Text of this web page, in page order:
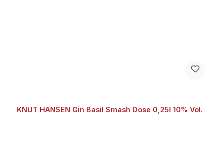
KNUT HANSEN Gin Basil Smash Dose 0,25l 10% Vol.